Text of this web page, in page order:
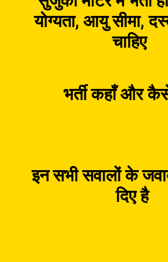
योग्यता, आयु सीमा,
चाहिए
भर्ती कहाँ और
इन सभी सवालों के
दिए है